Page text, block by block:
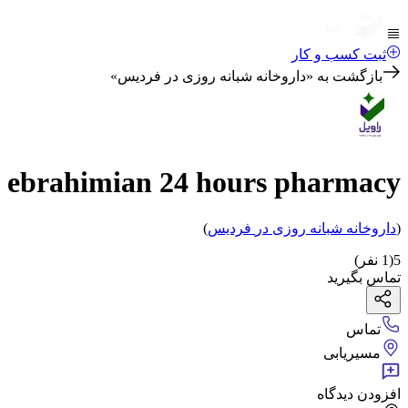
ثبت کسب و کار
بازگشت به «داروخانه شبانه روزی در فردیس»
ebrahimian 24 hours pharmacy
(داروخانه شبانه روزی در فردیس)
5
(
1 نفر)
تماس بگیرید
تماس
مسیریابی
افزودن دیدگاه